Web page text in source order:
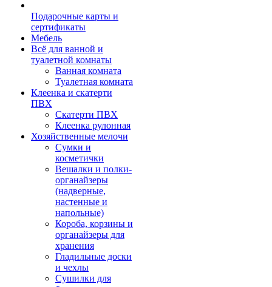
Подарочные карты и
сертификаты
Мебель
Всё для ванной и
туалетной комнаты
Ванная комната
Туалетная комната
Клеенка и скатерти
ПВХ
Скатерти ПВХ
Клеенка рулонная
Хозяйственные мелочи
Сумки и
косметички
Вешалки и полки-
органайзеры
(надверные,
настенные и
напольные)
Короба, корзины и
органайзеры для
хранения
Гладильные доски
и чехлы
Сушилки для